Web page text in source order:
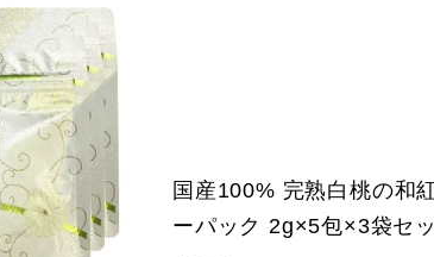
国産100% 完熟白桃の和
ーパック 2g×5包×3袋セ